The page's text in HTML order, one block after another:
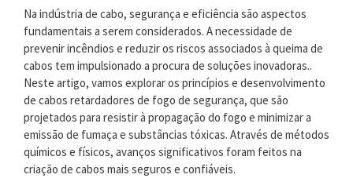
Na indústria de cabo, segurança e eficiência são aspectos
fundamentais a serem considerados. A necessidade de
prevenir incêndios e reduzir os riscos associados à queima de
cabos tem impulsionado a procura de soluções inovadoras..
Neste artigo, vamos explorar os princípios e desenvolvimento
de cabos retardadores de fogo de segurança, que são
projetados para resistir à propagação do fogo e minimizar a
emissão de fumaça e substâncias tóxicas. Através de métodos
químicos e físicos, avanços significativos foram feitos na
criação de cabos mais seguros e confiáveis.